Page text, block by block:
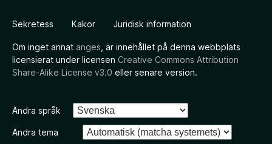
Sekretess Kakor Juridisk information
Om inget annat anges , är innehållet på denna webbplats
licensierat under licensen Creative Commons Attribution
Share-Alike License v3.0 eller senare version.
Ändra språk
Ändra tema